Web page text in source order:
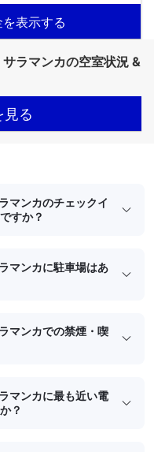
表示する
ラマンカの空室状況 &
見る
マンカのチェックイ
すか？
マンカに駐車場はあ
マンカでの禁煙・喫
マンカに最も近い電
？